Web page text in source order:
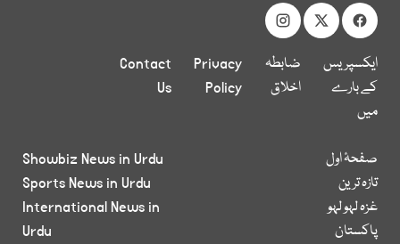
ایکسپریس
کے بارے
میں
ضابطہ
اخلاق
Privacy
Policy
Contact
Us
صفحۂ اول
تازہ ترین
غزہ لہو لہو
پاکستان
Showbiz News in Urdu
Sports News in Urdu
International News in
Urdu